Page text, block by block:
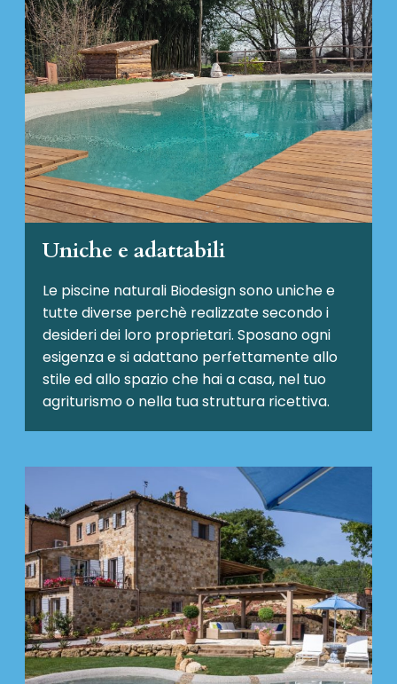
Uniche e adattabili
Le piscine naturali Biodesignsono uniche e
tutte diverse perchè realizzate secondo i
desideri dei loro proprietari. Sposano ogni
esigenza e si adattano perfettamente allo
stile ed allo spazio che hai a casa, nel tuo
agriturismo o nella tua struttura ricettiva.